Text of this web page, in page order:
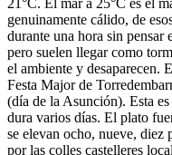
21°C. El mar a 25°C es el
genuinamente cálido, de
durante una hora sin pensar
pero suelen llegar como
el ambiente y desaparecen.
Festa Major de
(día de la Asunción). Esta
dura varios días. El plato
se elevan ocho, nueve, diez
por las colles castelleres